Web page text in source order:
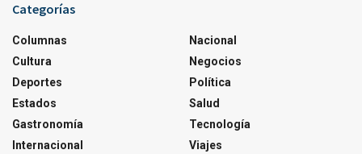
Categorías
Columnas
Cultura
Deportes
Estados
Gastronomía
Internacional
Nacional
Negocios
Política
Salud
Tecnología
Viajes